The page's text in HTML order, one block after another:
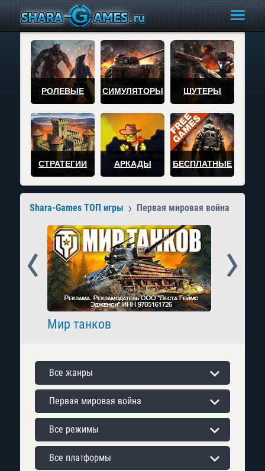
РОЛЕВЫЕ СИМУЛЯТОРЫ ШУТЕРЫ
СТРАТЕГИИ АРКАДЫ БЕСПЛАТНЫЕ
Shara-Games ТОП игры Первая мировая война
Мир танков
Prev
Все жанры
Первая мировая война
Все режимы
Все платформы